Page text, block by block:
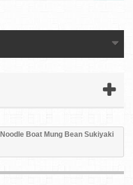
Noodle Boat Mung Bean Sukiyaki